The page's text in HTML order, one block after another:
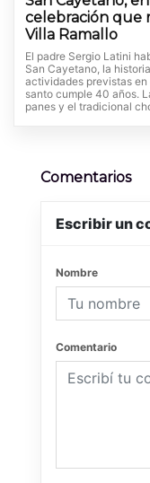
celebración que
Villa Ramallo
El padre Sergio Latini
San Cayetano, la
actividades previstas en
santo cumple 40 años.
panes y el tradicional
Comentarios
Escribir un
Nombre
Comentario